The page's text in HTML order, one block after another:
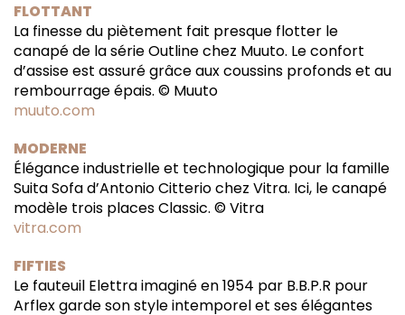
FLOTTANT
La finesse du piètement fait presque flotter le
canapé de la série Outline chez Muuto. Le confort
d’assise est assuré grâce aux coussins profonds et au
rembourrage épais. © Muuto
muuto.com
MODERNE
Élégance industrielle et technologique pour la famille
Suita Sofa d’Antonio Citterio chez Vitra. Ici, le canapé
modèle trois places Classic. © Vitra
vitra.com
FIFTIES
Le fauteuil Elettra imaginé en 1954 par B.B.P.R pour
Arflex garde son style intemporel et ses élégantes